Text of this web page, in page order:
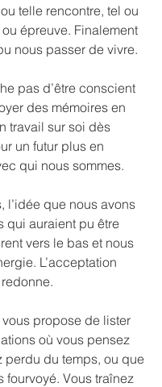
telle rencontre, tel ou
épreuve. Finalement
nous passer de vivre.
pas d’être conscient
des mémoires en
travail sur soi dès
un futur plus en
qui nous sommes.
l’idée que nous avons
qui auraient pu être
vers le bas et nous
L’acceptation
propose de lister
où vous pensez
perdu du temps, ou que
fourvoyé. Vous traînez